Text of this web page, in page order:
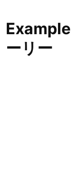
Example
ーリー